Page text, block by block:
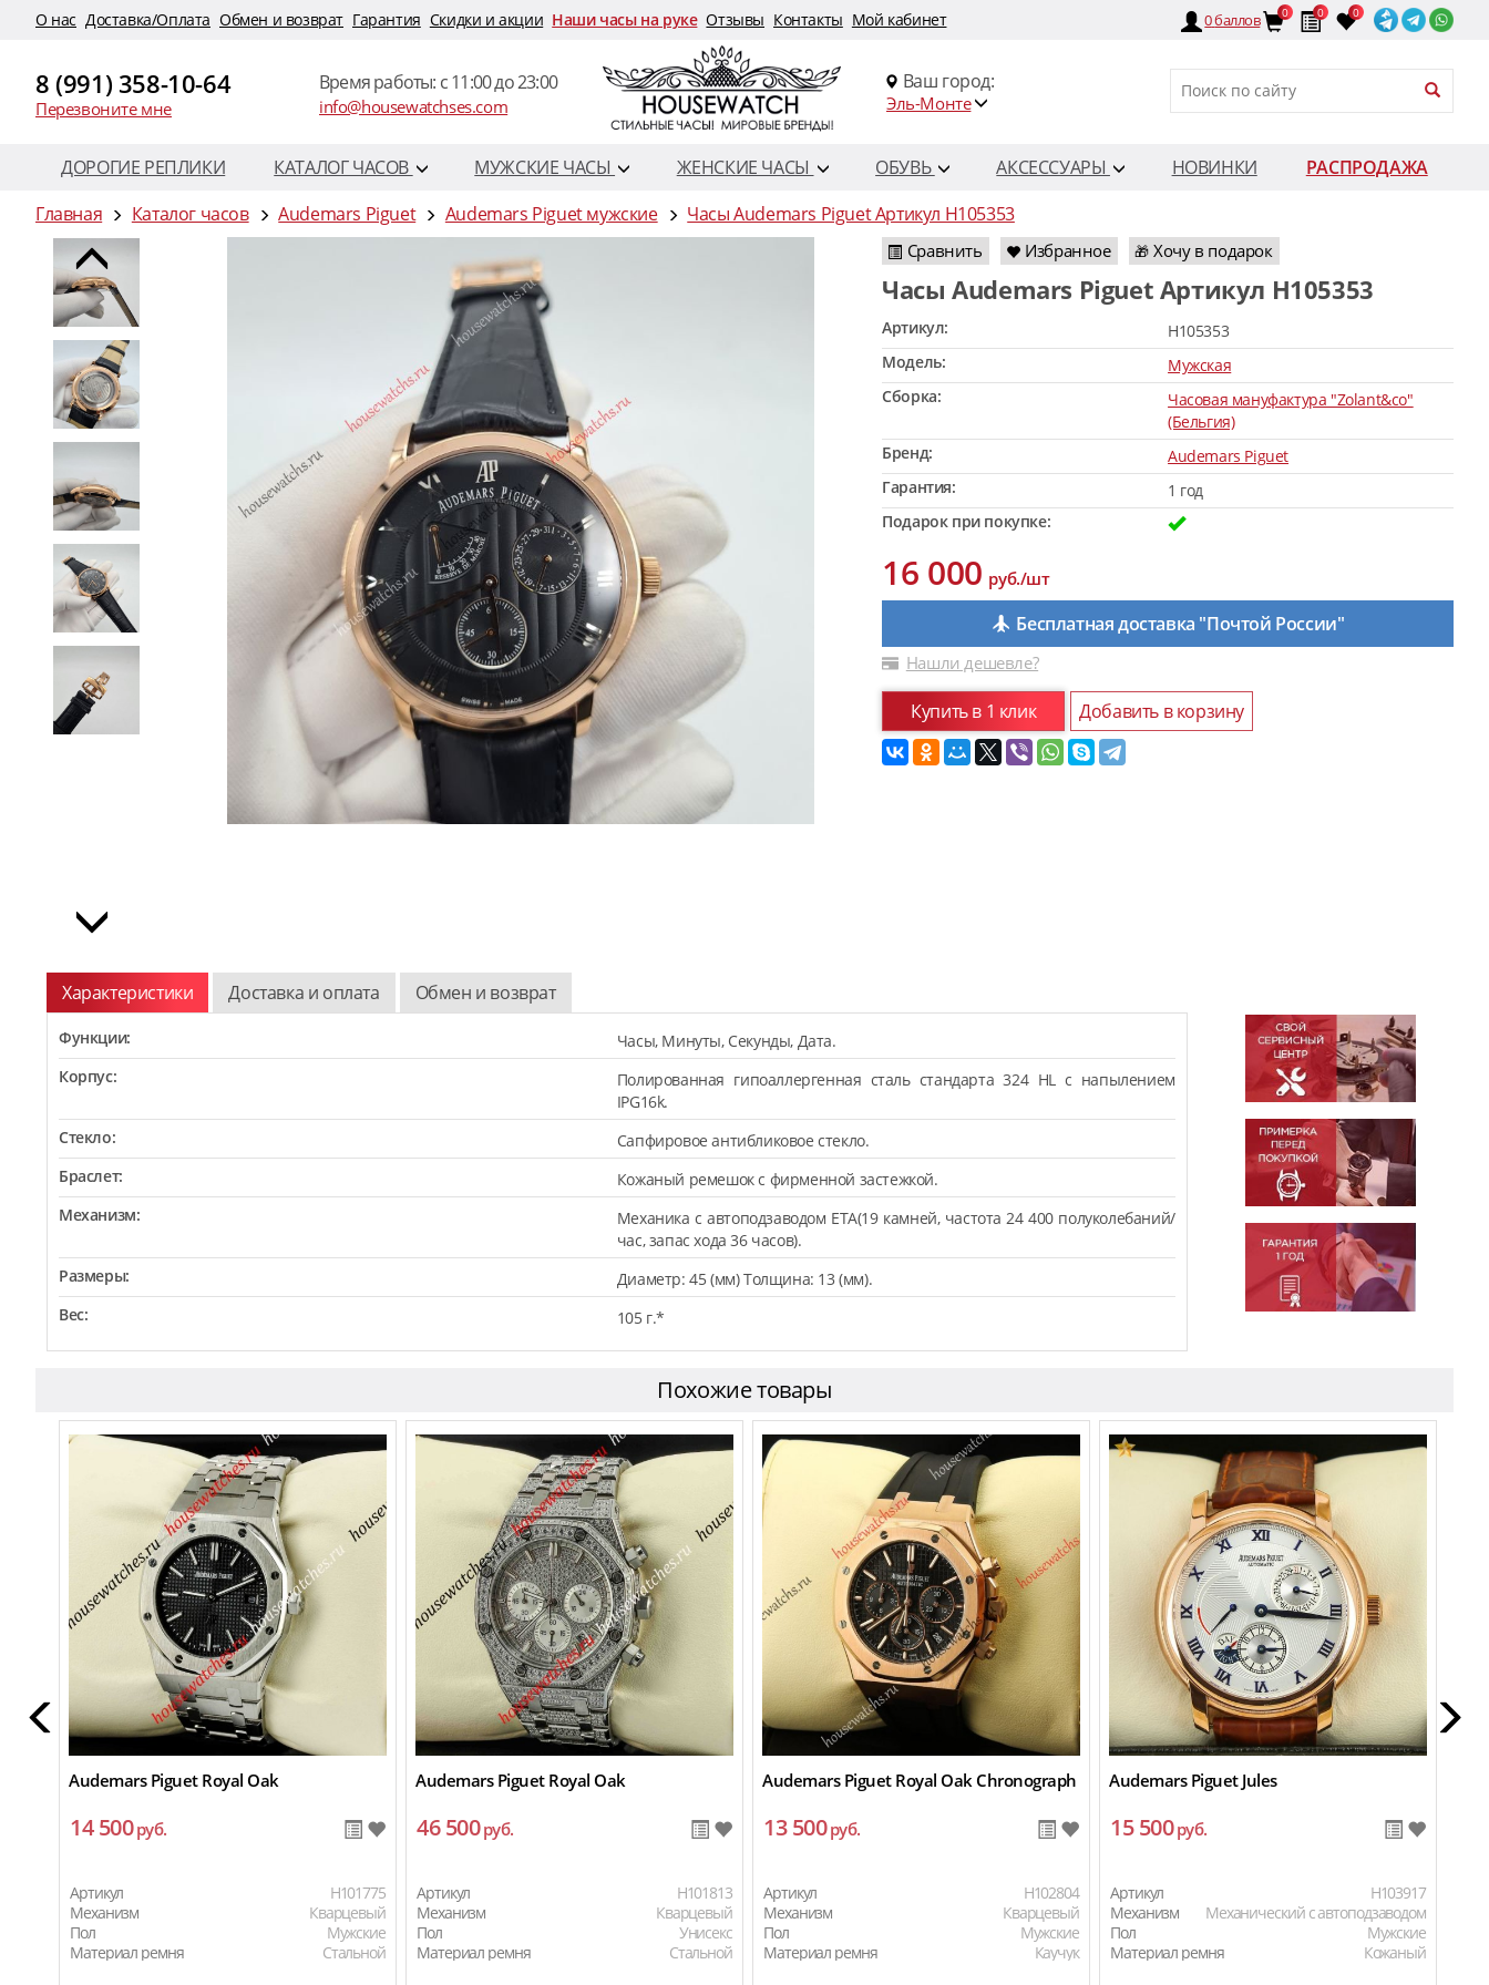
O нас Доставка/Оплата Обмен и возврат Гарантия Скидки и акции Наши часы на руке Отзывы Контакты Мой кабинет 0баллов 0 0 0
8 (991) 358-10-64
Перезвоните мне
Время работы: c 11:00 до 23:00
info@housewatchses.com
Ваш город:
Эль-Монте
ДОРОГИЕ РЕПЛИКИ КАТАЛОГ ЧАСОВ МУЖСКИЕ ЧАСЫ ЖЕНСКИЕ ЧАСЫ ОБУВЬ АКСЕССУАРЫ НОВИНКИ
РАСПРОДАЖА
Главная
Каталог часов Audemars Piguet Audemars Piguet мужские Часы Audemars Piguet Артикул H105353
Сравнить Избранное 🎁 Хочу в подарок
Часы Audemars Piguet Артикул H105353
Артикул:
H105353
Модель:
Мужская
Сборка:
Часовая мануфактура "Zolant&co"
(Бельгия)
Бренд:
Audemars Piguet
Гарантия:
1 год
Подарок при покупке:
16 000руб./шт
Бесплатная доставка "Почтой России"
Нашли дешевле?
Купить в 1 клик Добавить в корзину
Характеристики Доставка и оплата Обмен и возврат
Функции:
Часы, Минуты, Секунды, Дата.
Корпус:
Полированная гипоаллергенная сталь стандарта 324 HL с напылением
IPG16k.
Стекло:
Сапфировое антибликовое стекло.
Браслет:
Кожаный ремешок с фирменной застежкой.
Механизм:
Механика с автоподзаводом ETA(19 камней, частота 24 400 полуколебаний/
час, запас хода 36 часов).
Размеры:
Диаметр: 45 (мм) Толщина: 13 (мм).
Вес:
105 г.*
Похожие товары
Audemars Piguet Royal Oak
14 500руб.
Артикул
H101775
Механизм
Кварцевый
Пол
Мужские
Материал ремня
Стальной
Audemars Piguet Royal Oak
46 500руб.
Артикул
H101813
Механизм
Кварцевый
Пол
Унисекс
Материал ремня
Стальной
Audemars Piguet Royal Oak Chronograph
13 500руб.
Артикул
H102804
Механизм
Кварцевый
Пол
Мужские
Материал ремня
Каучук
Audemars Piguet Jules
15 500руб.
Артикул
H103917
Механизм
Механический с автоподзаводом
Пол
Мужские
Материал ремня
Кожаный